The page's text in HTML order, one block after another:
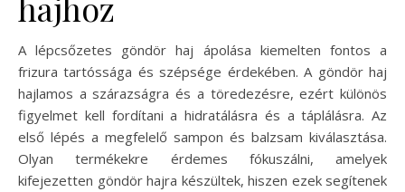
A lépcsőzetes göndör haj ápolása kiemelten fontos a
frizura tartóssága és szépsége érdekében. A göndör haj
hajlamos a szárazságra és a töredezésre, ezért különös
figyelmet kell fordítani a hidratálásra és a táplálásra. Az
első lépés a megfelelő sampon és balzsam kiválasztása.
Olyan termékekre érdemes fókuszálni, amelyek
kifejezetten göndör hajra készültek, hiszen ezek segítenek